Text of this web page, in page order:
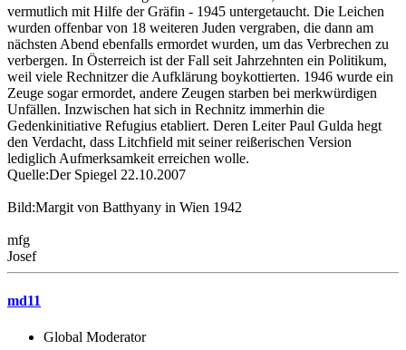
vermutlich mit Hilfe der Gräfin - 1945 untergetaucht. Die Leichen
wurden offenbar von 18 weiteren Juden vergraben, die dann am
nächsten Abend ebenfalls ermordet wurden, um das Verbrechen zu
verbergen. In Österreich ist der Fall seit Jahrzehnten ein Politikum,
weil viele Rechnitzer die Aufklärung boykottierten. 1946 wurde ein
Zeuge sogar ermordet, andere Zeugen starben bei merkwürdigen
Unfällen. Inzwischen hat sich in Rechnitz immerhin die
Gedenkinitiative Refugius etabliert. Deren Leiter Paul Gulda hegt
den Verdacht, dass Litchfield mit seiner reißerischen Version
lediglich Aufmerksamkeit erreichen wolle.
Quelle:Der Spiegel 22.10.2007
Bild:Margit von Batthyany in Wien 1942
mfg
Josef
md11
Global Moderator